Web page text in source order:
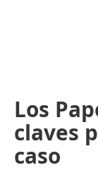
Los
claves
caso